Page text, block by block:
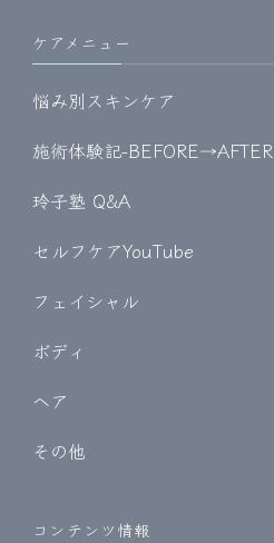
ケアメニュー
悩み別スキンケア
施術体験記-BEFORE→AFTER
玲子塾 Q&A
セルフケアYouTube
フェイシャル
ボディ
ヘア
その他
コンテンツ情報